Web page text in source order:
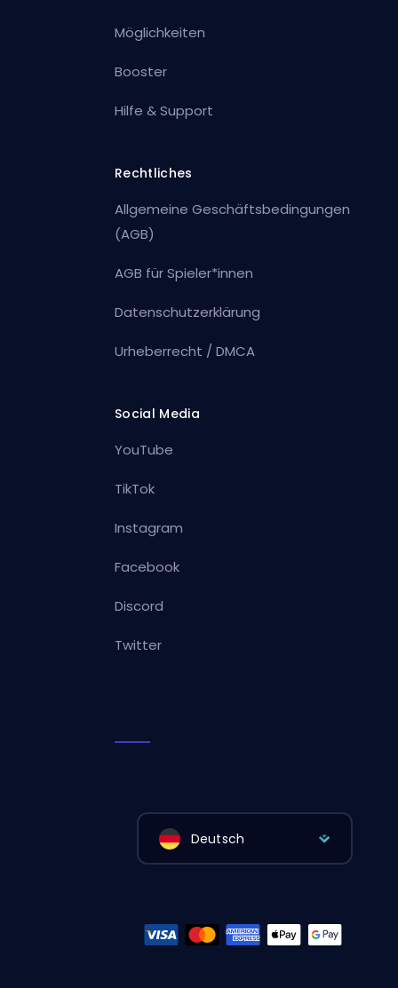
Möglichkeiten
Booster
Hilfe & Support
Rechtliches
Allgemeine Geschäftsbedingungen
(AGB)
AGB für Spieler*innen
Datenschutzerklärung
Urheberrecht / DMCA
Social Media
YouTube
TikTok
Instagram
Facebook
Discord
Twitter
Deutsch